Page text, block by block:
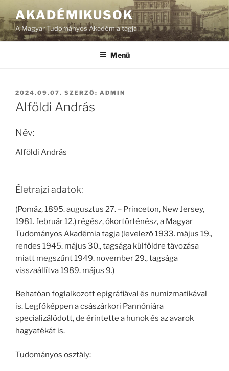
AKADÉMIKUSOK
A Magyar Tudományos Akadémia tagjai
Menü
BEKÜLDVE:
2024.09.07. SZERZŐ: ADMIN
Alföldi András
Név:
Alföldi András
Életrajzi adatok:
(Pomáz, 1895. augusztus 27. – Princeton, New Jersey,
1981. február 12.) régész, ókortörténész, a Magyar
Tudományos Akadémia tagja (levelező 1933. május 19.,
rendes 1945. május 30., tagsága külföldre távozása
miatt megszűnt 1949. november 29., tagsága
visszaállítva 1989. május 9.)
Behatóan foglalkozott epigráfiával és numizmatikával
is. Legfőképpen a császárkori Pannóniára
specializálódott, de érintette a hunok és az avarok
hagyatékát is.
Tudományos osztály: